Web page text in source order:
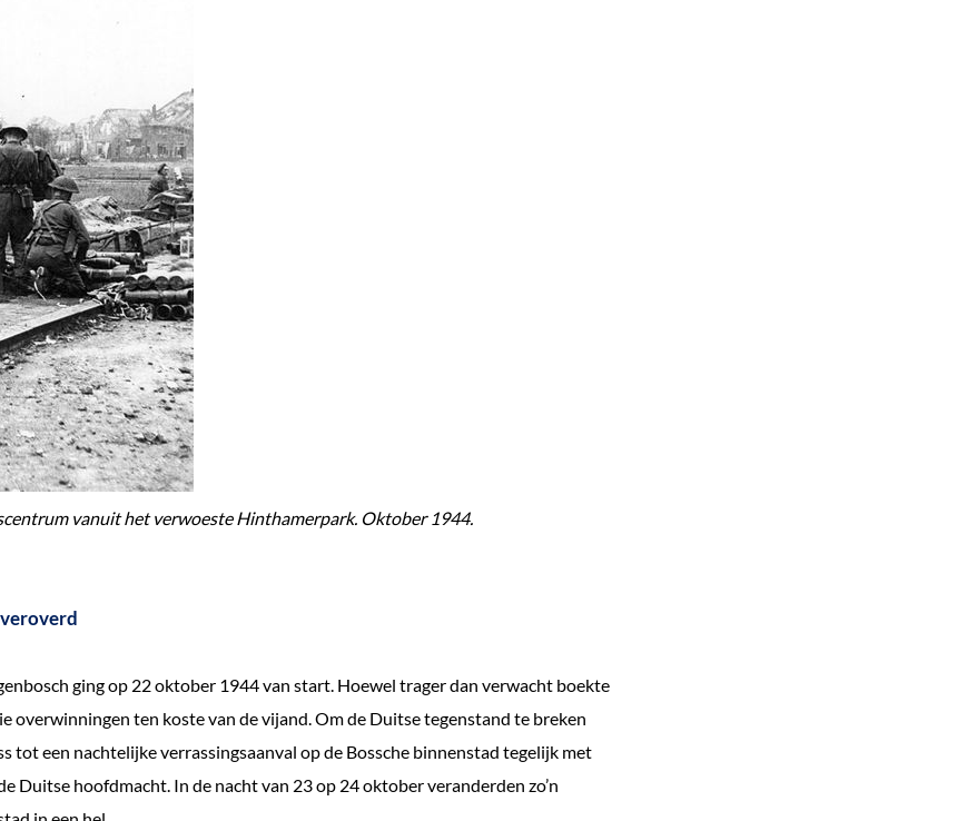
vanuit het verwoeste Hinthamerpark. Oktober 1944.
ging op 22 oktober 1944 van start. Hoewel trager dan verwacht boekte
overwinningen ten koste van de vijand. Om de Duitse tegenstand te breken
tot een nachtelijke verrassingsaanval op de Bossche binnenstad tegelijk met
Duitse hoofdmacht. In de nacht van 23 op 24 oktober veranderden zo’n